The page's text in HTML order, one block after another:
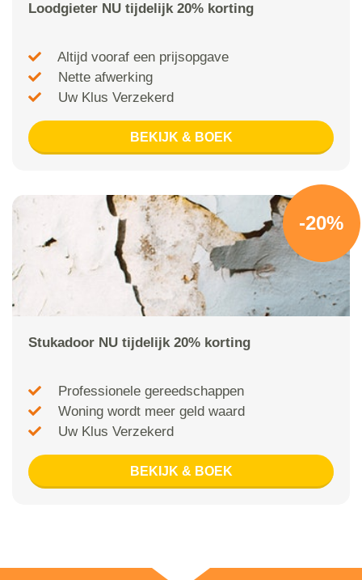
Loodgieter NU tijdelijk 20% korting
Altijd vooraf een prijsopgave
Nette afwerking
Uw Klus Verzekerd
BEKIJK & BOEK
-20%
Stukadoor NU tijdelijk 20% korting
Professionele gereedschappen
Woning wordt meer geld waard
Uw Klus Verzekerd
BEKIJK & BOEK